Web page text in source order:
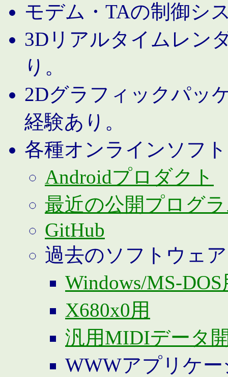
モデム・TAの制御シ
3Dリアルタイムレン
り。
2Dグラフィックパッ
経験あり。
各種オンラインソフ
Androidプロダクト
最近の公開プログ
GitHub
過去のソフトウェア
Windows/MS-DOS
X680x0用
汎用MIDIデータ
WWWアプリケ